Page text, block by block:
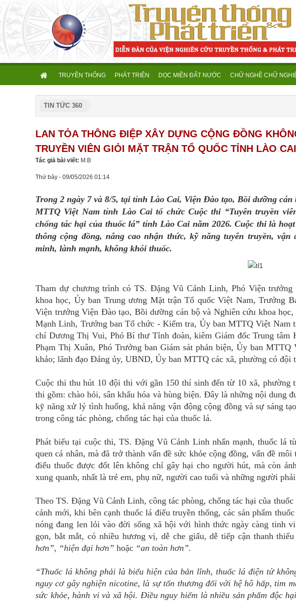
TRUYỀN THỐNG PHÁT TRIỂN DỌC MIỀN ĐẤT NƯỚC CHỮ NGHỀ CHỮ
TIN TỨC 360
LAN TỎA THÔNG ĐIỆP XÂY DỰNG CỘNG ĐỒNG
TRUYỀN VIÊN GIỎI MẶT TRẬN TỔ QUỐC TỈNH LÀO CAI
Tác giả bài viết: M.B
Thứ bảy - 09/05/2026 01:14
Trong 2 ngày 7 và 8/5, tại tỉnh Lào Cai, Viện Đào tạo, Bồi dưỡng
MTTQ Việt Nam tỉnh Lào Cai tổ chức Cuộc thi “Tuyên truyền
chống tác hại của thuốc lá” tỉnh Lào Cai năm 2026. Cuộc thi là
thông cộng đồng, nâng cao nhận thức, kỹ năng tuyên truyền,
minh, lành mạnh, không khói thuốc.
Tham dự chương trình có TS. Đặng Vũ Cảnh Linh, Phó Viện
khoa học, Ủy ban Trung ương Mặt trận Tổ quốc Việt Nam, Trưởng
Viện trưởng Viện Đào tạo, Bồi dưỡng cán bộ và Nghiên cứu khoa
Mạnh Linh, Trưởng ban Tổ chức - Kiểm tra, Ủy ban MTTQ Việt Nam
chí Dương Thị Vui, Phó Bí thư Tỉnh đoàn, kiêm Giám đốc Trung tâm
Phạm Thị Xuân, Phó Trưởng ban Giám sát phản biện, Ủy ban
khảo; lãnh đạo Đảng ủy, UBND, Ủy ban MTTQ các xã, phường có đội
Cuộc thi thu hút 10 đội thi với gần 150 thí sinh đến từ 10 xã, phường
thi gồm: chào hỏi, sân khấu hóa và hùng biện. Đây là những nội dung
kỹ năng xử lý tình huống, khả năng vận động cộng đồng và sự sáng
trong công tác phòng, chống tác hại của thuốc lá.
Phát biểu tại cuộc thi, TS. Đặng Vũ Cảnh Linh nhấn mạnh, thuốc lá
quen cá nhân, mà đã trở thành vấn đề sức khỏe cộng đồng, vấn đề
điếu thuốc được đốt lên không chỉ gây hại cho người hút, mà còn
xung quanh, nhất là trẻ em, phụ nữ, người cao tuổi và những người
Theo TS. Đặng Vũ Cảnh Linh, công tác phòng, chống tác hại của
cảnh mới, khi bên cạnh thuốc lá điếu truyền thống, các sản phẩm
nóng đang len lỏi vào đời sống xã hội với hình thức ngày càng tinh
gọn, bắt mắt, có nhiều hương vị, dễ che giấu, dễ tiếp cận thanh
hơn”, “hiện đại hơn” hoặc “an toàn hơn”.
“Thuốc lá không phải là biểu hiện của bản lĩnh, thuốc lá điện tử
nguy cơ gây nghiện nicotine, là sự tổn thương đối với hệ hô hấp, tim
sức khỏe, hành vi và xã hội. Điều nguy hiểm là nhiều sản phẩm độc